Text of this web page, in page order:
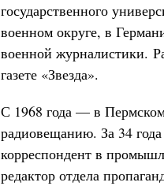
государственного
военном округе, в
военной журналистики.
газете «Звезда».
С 1968 года — в
радиовещанию. За 34
корреспондент в
редактор отдела